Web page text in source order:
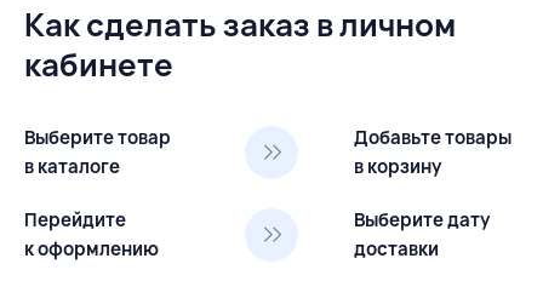
Как сделать заказ в личном
кабинете
Выберите товар
в каталоге
Добавьте товары
в корзину
Перейдите
к оформлению
Выберите дату
доставки